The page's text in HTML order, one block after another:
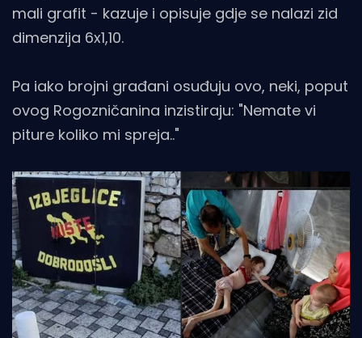
mali grafit - kazuje i opisuje gdje se nalazi zid
dimenzija 6x1,10.
Pa iako brojni građani osuđuju ovo, neki, poput
ovog Rogozničanina inzistiraju: "Nemate vi
piture koliko mi spreja.."